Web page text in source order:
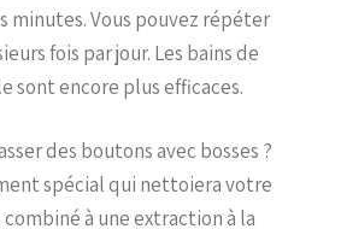
minutes. Vous pouvez répéter
fois par jour. Les bains de
sont encore plus efficaces.
des boutons avec bosses ?
spécial qui nettoiera votre
à une extraction à la